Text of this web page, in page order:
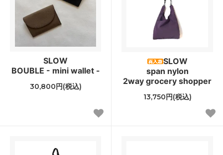
SLOW
BOUBLE - mini wallet -
30,800円(税込)
SLOW
span nylon
2way grocery shopper
13,750円(税込)